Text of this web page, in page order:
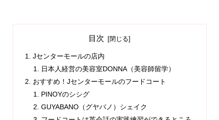
目次
Jセンターモールの店内
日本人経営の美容室DONNA（美容師留学）
おすすめ！Jセンターモールのフードコート
PINOYのシシグ
GUYABANO（グヤバノ）シェイク